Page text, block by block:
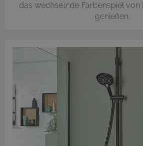
das wechselnde Farbenspiel von
genießen.